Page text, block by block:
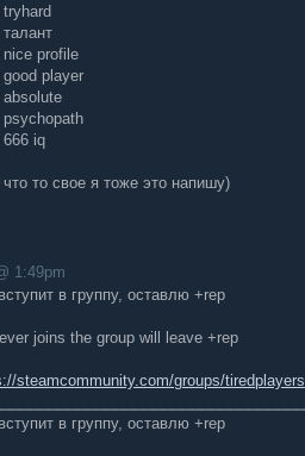
nice profile
player
absolute
psychopath
666 iq
то свое я тоже это напишу)
1:49pm
в группу, оставлю +rep
joins the group will leave +rep
steamcommunity.com/groups/tiredplayers
в группу, оставлю +rep